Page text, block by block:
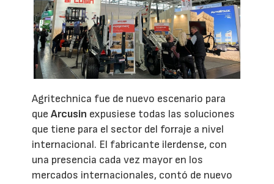
Agritechnica fue de nuevo escenario para
queArcusin expusiese todas las soluciones
que tiene para el sector del forraje a nivel
internacional. El fabricante ilerdense, con
una presencia cada vez mayor en los
mercados internacionales, contó de nuevo